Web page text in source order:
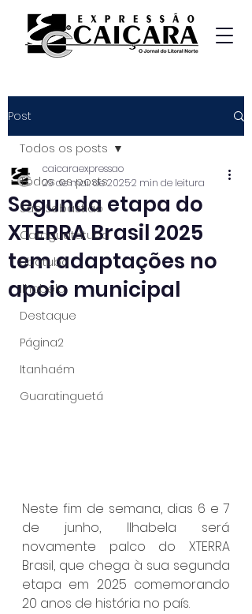
Post
Todos os posts
São Sebastião
Caraguatatuba
Ubatuba
Ilhabela
Destaque
Página2
Itanhaém
Guaratinguetá
Todos os posts
Segunda etapa do
XTERRA Brasil 2025
tem adaptações no
apoio municipal
caicaraexpressao
29 de mai. de 20252 min de leitura
Neste fim de semana, dias 6 e 7
de junho, Ilhabela será
novamente palco do XTERRA
Brasil, que chega à sua segunda
etapa em 2025 comemorando
20 anos de história no país.